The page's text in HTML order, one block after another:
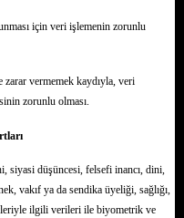
için veri işlemenin zorunlu
vermemek kaydıyla, veri
zorunlu olması.
siyasi düşüncesi, felsefi inancı, dini,
vakıf ya da sendika üyeliği, sağlığı,
ilgili verileri ile biyometrik ve